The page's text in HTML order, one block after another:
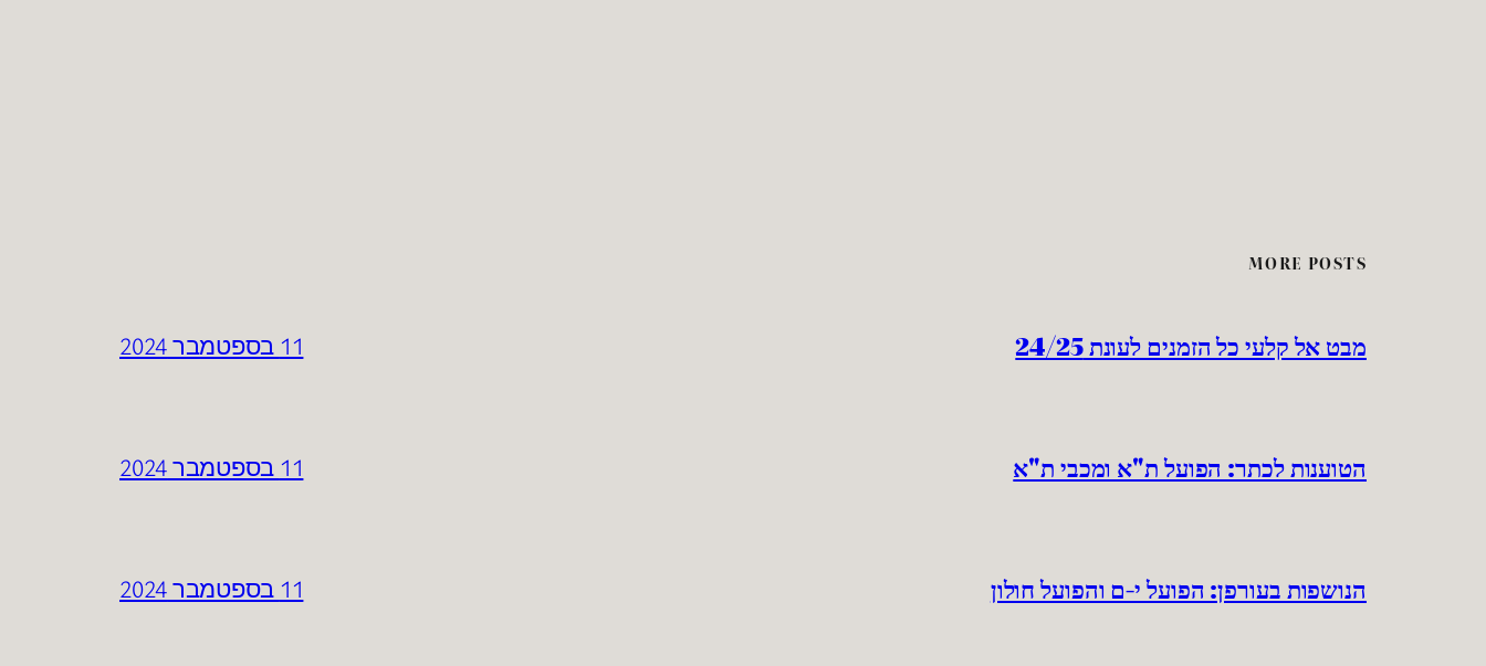
MORE POSTS
מבט אל קלעי כל הזמנים לעונת 24/25 11 בספטמבר 2024
הטוענות לכתר: הפועל ת"א ומכבי ת"א 11 בספטמבר 2024
הנושפות בעורפן: הפועל י-ם והפועל חולון 11 בספטמבר 2024